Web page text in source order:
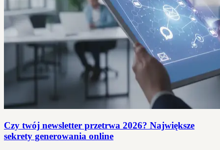
Czy twój newsletter przetrwa 2026? Największe
sekrety generowania online